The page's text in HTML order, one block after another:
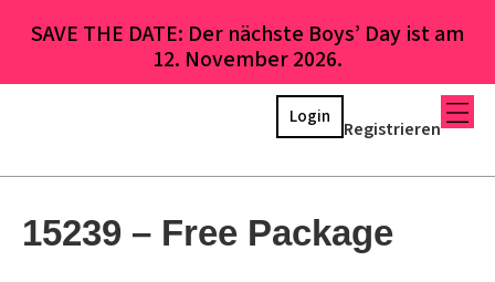
SAVE THE DATE: Der nächste Boys’ Day ist am
12. November 2026.
Registrieren
Login
15239 – Free Package